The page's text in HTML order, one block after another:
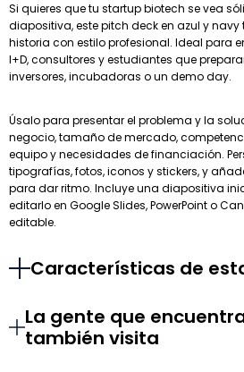
Si quieres que tu startup biotech se vea
diapositiva, este pitch deck en azul y
historia con estilo profesional. Ideal para
I+D, consultores y estudiantes que
inversores, incubadoras o un demo day.
Úsalo para presentar el problema y la
negocio, tamaño de mercado,
equipo y necesidades de financiación.
tipografías, fotos, iconos y stickers, y
para dar ritmo. Incluye una diapositiva
editarlo en Google Slides, PowerPoint o
editable.
Características de
La gente que
también visita